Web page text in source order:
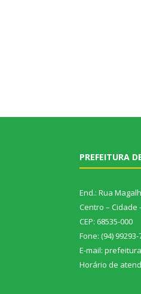
PREFEITURA
End.: Rua
Centro – Cidade
CEP: 68535-000
Fone: (94) 99293-
E-mail:
Horário de